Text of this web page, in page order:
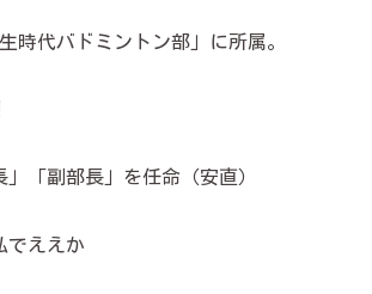
時代バドミントン部」に所属。
」「副部長」を任命（安直）
でええか